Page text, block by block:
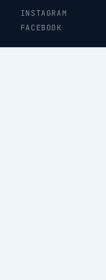
INSTAGRAM
FACEBOOK